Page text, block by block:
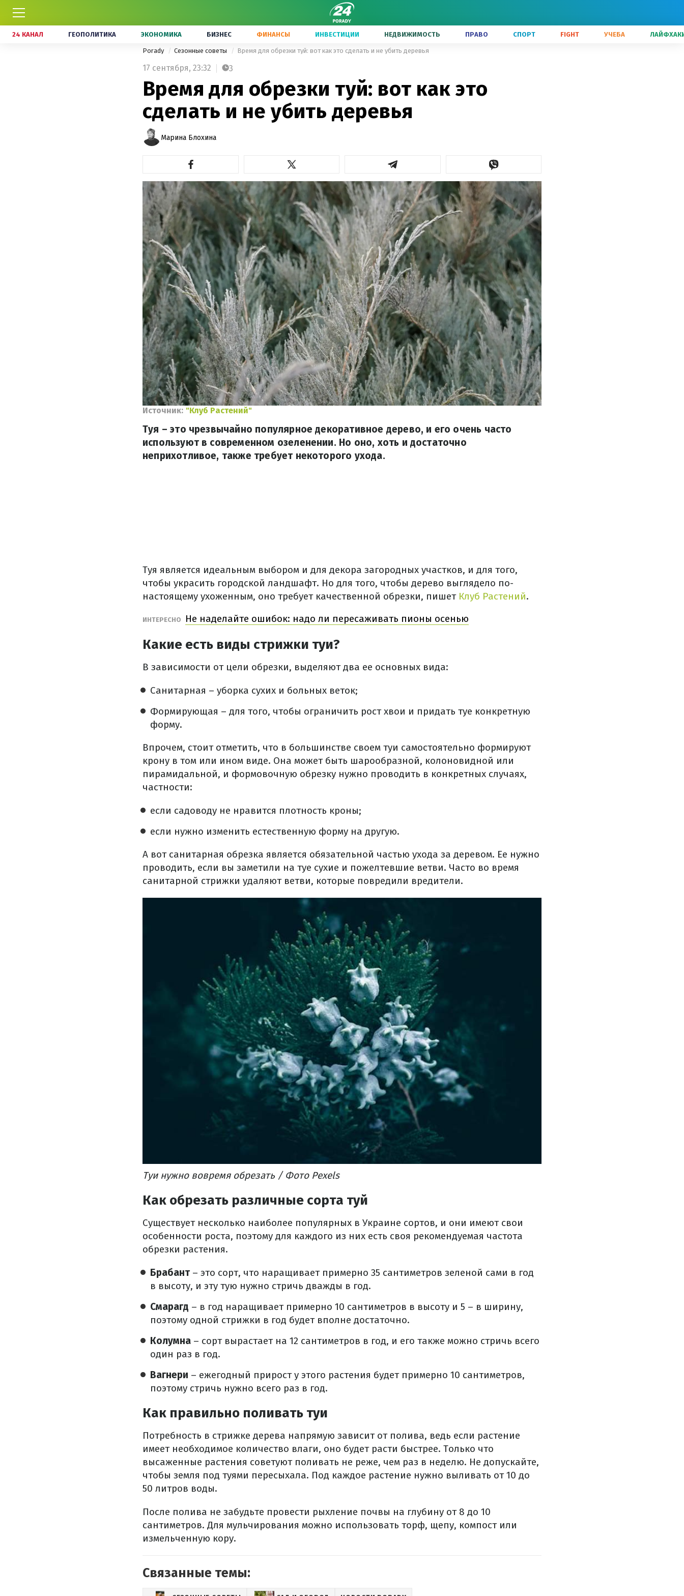
24 КАНАЛ ГЕОПОЛИТИКА ЭКОНОМИКА БИЗНЕС ФИНАНСЫ ИНВЕСТИЦИИ НЕДВИЖИМОСТЬ ПРАВО СПОРТ FIGHT УЧЕБА
Porady Сезонные советы Время для обрезки туй: вот как это сделать и не убить деревья
17 сентября, 23:32 3
Время для обрезки туй: вот как это
сделать и не убить деревья
Марина Блохина
Источник: "Клуб Растений"
Туя – это чрезвычайно популярное декоративное дерево, и его очень часто
используют в современном озеленении. Но оно, хоть и достаточно
неприхотливое, также требует некоторого ухода.
Туя является идеальным выбором и для декора загородных участков, и для того,
чтобы украсить городской ландшафт. Но для того, чтобы дерево выглядело по-
настоящему ухоженным, оно требует качественной обрезки, пишет Клуб Растений.
ИНТЕРЕСНО Не наделайте ошибок: надо ли пересаживать пионы осенью
Какие есть виды стрижки туи?
В зависимости от цели обрезки, выделяют два ее основных вида:
Санитарная – уборка сухих и больных веток;
Формирующая – для того, чтобы ограничить рост хвои и придать туе конкретную
форму.
Впрочем, стоит отметить, что в большинстве своем туи самостоятельно формируют
крону в том или ином виде. Она может быть шарообразной, колоновидной или
пирамидальной, и формовочную обрезку нужно проводить в конкретных случаях,
частности:
если садоводу не нравится плотность кроны;
если нужно изменить естественную форму на другую.
А вот санитарная обрезка является обязательной частью ухода за деревом. Ее нужно
проводить, если вы заметили на туе сухие и пожелтевшие ветви. Часто во время
санитарной стрижки удаляют ветви, которые повредили вредители.
Туи нужно вовремя обрезать / Фото Pexels
Как обрезать различные сорта туй
Существует несколько наиболее популярных в Украине сортов, и они имеют свои
особенности роста, поэтому для каждого из них есть своя рекомендуемая частота
обрезки растения.
Брабант– это сорт, что наращивает примерно 35 сантиметров зеленой сами в год
в высоту, и эту тую нужно стричь дважды в год.
Смарагд – в год наращивает примерно 10 сантиметров в высоту и 5 – в ширину,
поэтому одной стрижки в год будет вполне достаточно.
Колумна – сорт вырастает на 12 сантиметров в год, и его также можно стричь всего
один раз в год.
Вагнери – ежегодный прирост у этого растения будет примерно 10 сантиметров,
поэтому стричь нужно всего раз в год.
Как правильно поливать туи
Потребность в стрижке дерева напрямую зависит от полива, ведь если растение
имеет необходимое количество влаги, оно будет расти быстрее. Только что
высаженные растения советуют поливать не реже, чем раз в неделю. Не допускайте,
чтобы земля под туями пересыхала. Под каждое растение нужно выливать от 10 до
50 литров воды.
После полива не забудьте провести рыхление почвы на глубину от 8 до 10
сантиметров. Для мульчирования можно использовать торф, щепу, компост или
измельченную кору.
Связанные темы: